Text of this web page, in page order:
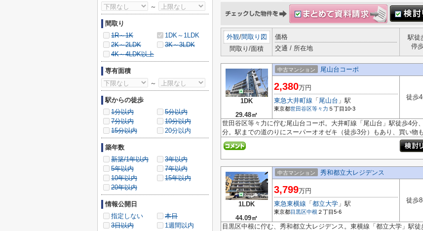
外観/間取り図
間取り/面積
価格
交通 / 所在地
駅徒
停
1DK
29.48㎡
中古マンション 尾山台コーポ
2,380万円
東急大井町線 「 尾山台 」駅
東京都世田谷区等々力 ５丁目10-3
徒歩
世田谷区等々力に佇む尾山台コーポ。大井町線「尾山台」駅徒歩4分
分。駅までの道のりにスーパーオオゼキ（徒歩3分）もあり、買い物
1LDK
44.09㎡
中古マンション 秀和都立大レジデンス
3,799万円
東急東横線 「 都立大学 」駅
東京都目黒区中根 ２丁目5-6
徒歩
目黒区中根に佇む、秀和都立大レジデンス。東横線「都立大学」駅
～
間取り
1R～1K
1DK～1LDK
2K～2LDK
3K～3LDK
4K～4LDK以上
専有面積
～
駅からの徒歩
1分以内
5分以内
7分以内
10分以内
15分以内
20分以内
築年数
新築/1年以内
3年以内
5年以内
7年以内
10年以内
15年以内
20年以内
情報公開日
指定しない
本日
3日以内
1週間以内